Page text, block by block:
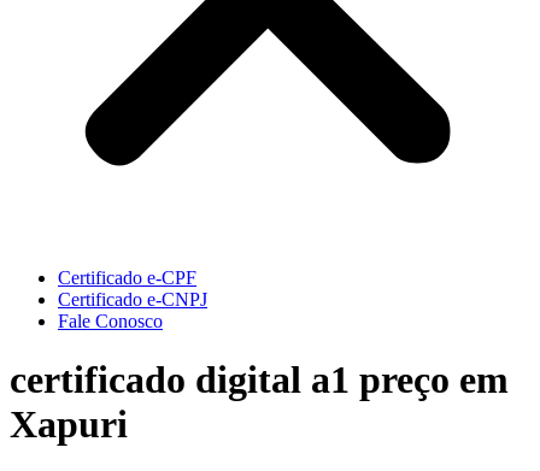
Certificado e-CPF
Certificado e-CNPJ
Fale Conosco
certificado digital a1 preço em
Xapuri